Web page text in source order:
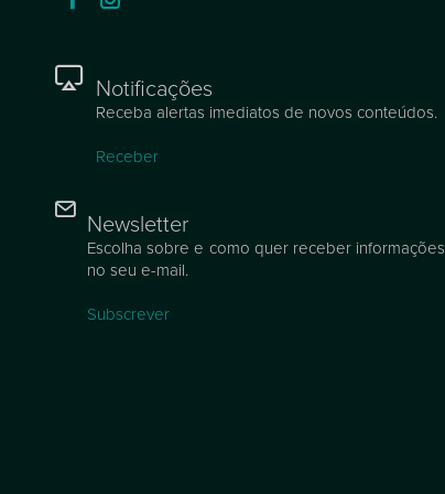
Notificações
Receba alertas imediatos de novos conteúdos.
Receber
Newsletter
Escolha sobre e como quer receber informações
no seu e-mail.
Subscrever